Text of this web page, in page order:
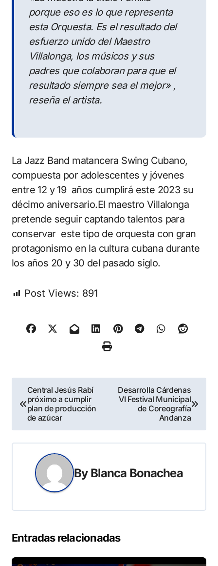
porque eso es lo que representa
esta Orquesta. Es el resultado del
esfuerzo unido del Maestro
Villalonga, los músicos y sus
padres que colaboran para que el
resultado siempre sea el mejor» ,
reseña el artista.
La Jazz Band matancera Swing Cubano,
compuesta por adolescentes y jóvenes
entre 12 y 19 años cumplirá este 2023 su
décimo aniversario.El maestro Villalonga
pretende seguir captando talentos para
conservar este tipo de orquesta con gran
protagonismo en la cultura cubana durante
los años 20 y 30 del pasado siglo.
Post Views: 891
Navegación
de
entradas
Central Jesús Rabí
próximo a cumplir
plan de producción
de azúcar
Desarrolla Cárdenas
VI Festival Municipal
de Coreografía
Andanza
By Blanca Bonachea
Entradas relacionadas